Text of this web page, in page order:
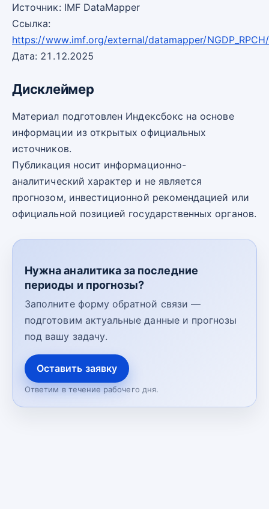
Источник: IMF DataMapper
Ссылка:
https://www.imf.org/external/datamapper/
Дата: 21.12.2025
Дисклеймер
Материал подготовлен Индексбокс на основе
информации из открытых официальных
источников.
Публикация носит информационно-
аналитический характер и не является
прогнозом, инвестиционной рекомендацией или
официальной позицией государственных органов.
Нужна аналитика за последние
периоды и прогнозы?
Заполните форму обратной связи —
подготовим актуальные данные и прогнозы
под вашу задачу.
Оставить заявку
Ответим в течение рабочего дня.